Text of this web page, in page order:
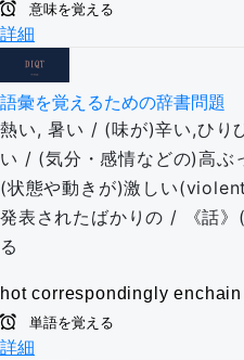
意味を覚える
詳細
語彙を覚えるための辞書問題
熱い, 暑い / (味が)辛い,ひり
い / (気分・感情などの)高
(状態や動きが)激しい
発表されたばかりの / 《話
る
hot correspondingly enchain
単語を覚える
詳細